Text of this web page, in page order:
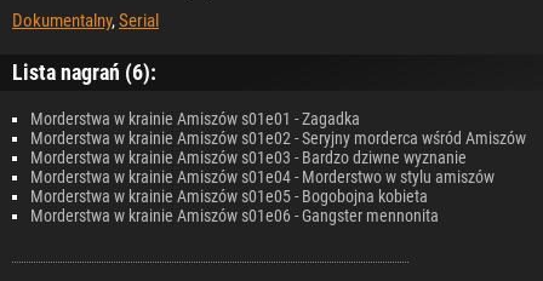
Dokumentalny,Serial
Lista nagrań (6):
Morderstwa w krainie Amiszów s01e01 - Zagadka
Morderstwa w krainie Amiszów s01e02 - Seryjny morderca wśród Amiszów
Morderstwa w krainie Amiszów s01e03 - Bardzo dziwne wyznanie
Morderstwa w krainie Amiszów s01e04 - Morderstwo w stylu amiszów
Morderstwa w krainie Amiszów s01e05 - Bogobojna kobieta
Morderstwa w krainie Amiszów s01e06 - Gangster mennonita